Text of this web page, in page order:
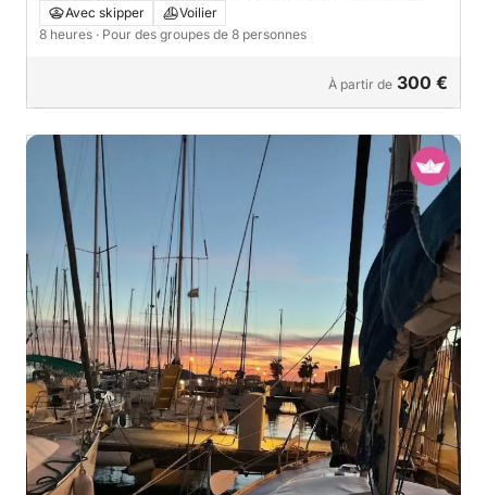
d'un voilier
Avec skipper
Voilier
8 heures · Pour des groupes de 8 personnes
À partir de 300 €